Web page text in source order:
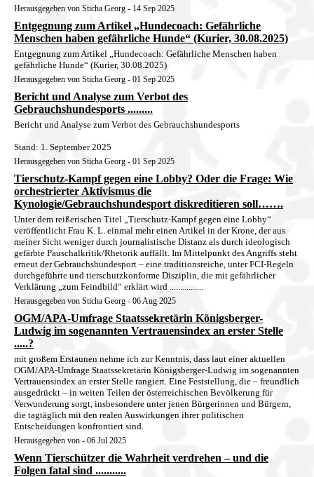
Herausgegeben von Sticha Georg - 14 Sep 2025
Entgegnung zum Artikel „Hundecoach: Gefährliche
Menschen haben gefährliche Hunde“ (Kurier, 30.08.2025)
Entgegnung zum Artikel „Hundecoach: Gefährliche Menschen haben
gefährliche Hunde“ (Kurier, 30.08.2025)
Herausgegeben von Sticha Georg - 01 Sep 2025
Bericht und Analyse zum Verbot des
Gebrauchshundesports .........
Bericht und Analyse zum Verbot des Gebrauchshundesports
Stand: 1. September 2025
Herausgegeben von Sticha Georg - 01 Sep 2025
Tierschutz-Kampf gegen eine Lobby? Oder die Frage: Wie
orchestrierter Aktivismus die
Kynologie/Gebrauchshundesport diskreditieren soll…….
Unter dem reißerischen Titel „Tierschutz-Kampf gegen eine Lobby“
veröffentlicht Frau K. L. einmal mehr einen Artikel in der Krone, der aus
meiner Sicht weniger durch journalistische Distanz als durch ideologisch
gefärbte Pauschalkritik/Rhetorik auffällt. Im Mittelpunkt des Angriffs steht
erneut der Gebrauchshundesport – eine traditionsreiche, unter FCI-Regeln
durchgeführte und tierschutzkonforme Disziplin, die mit gefährlicher
Verklärung „zum Feindbild“ erklärt wird ................
Herausgegeben von Sticha Georg - 06 Aug 2025
OGM/APA-Umfrage Staatssekretärin Königsberger-
Ludwig im sogenannten Vertrauensindex an erster Stelle
.....?
mit großem Erstaunen nehme ich zur Kenntnis, dass laut einer aktuellen
OGM/APA-Umfrage Staatssekretärin Königsberger-Ludwig im sogenannten
Vertrauensindex an erster Stelle rangiert. Eine Feststellung, die – freundlich
ausgedrückt – in weiten Teilen der österreichischen Bevölkerung für
Verwunderung sorgt, insbesondere unter jenen Bürgerinnen und Bürgern,
die tagtäglich mit den realen Auswirkungen ihrer politischen
Entscheidungen konfrontiert sind.
Herausgegeben von - 06 Jul 2025
Wenn Tierschützer die Wahrheit verdrehen – und die
Folgen fatal sind ...........